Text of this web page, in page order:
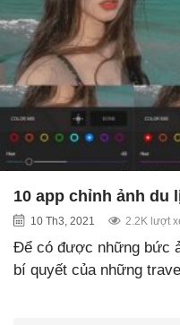
10 app chỉnh ảnh du
10 Th3, 2021 2.2K lượt
Để có được những bức
bí quyết của những